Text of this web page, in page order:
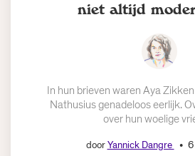
niet altijd
In hun brieven waren Aya
Nathusius genadeloos eerlijk.
over hun woelige
doorYannick Dangre